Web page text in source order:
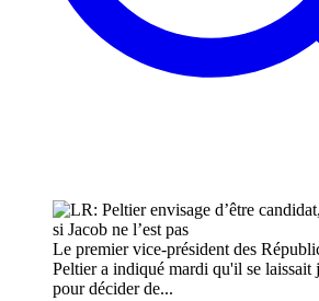
Le premier vice-président des
Peltier a indiqué mardi qu'il se laissait
pour décider de...